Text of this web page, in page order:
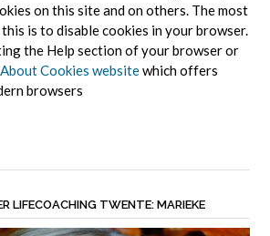
on this site and on others. The most
is to disable cookies in your browser.
the Help section of your browser or
Cookies websitewhich offers
browsers
LIFECOACHING TWENTE: MARIEKE